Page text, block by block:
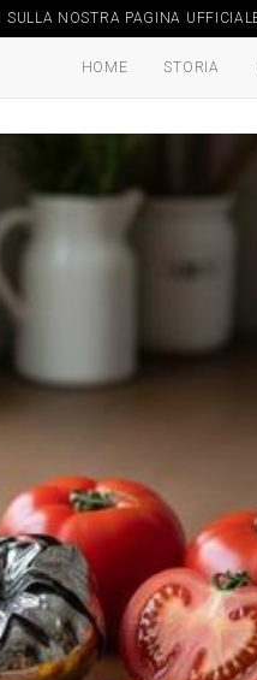
SULLA NOSTRA PAGINA
HOME STORIA